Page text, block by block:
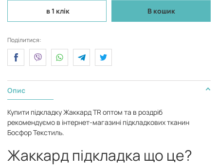
в 1 клік В кошик
Поділитися:
Опис
Купити підкладку Жаккард TR оптом та в роздріб
рекомендуємо в інтернет-магазині підкладкових тканин
Босфор Текстиль.
Жаккард підкладка що це?